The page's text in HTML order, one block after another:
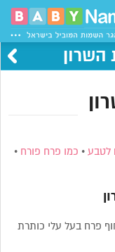
לטבע • כמו פרח פורח •
פרח בעל עלי כותרת